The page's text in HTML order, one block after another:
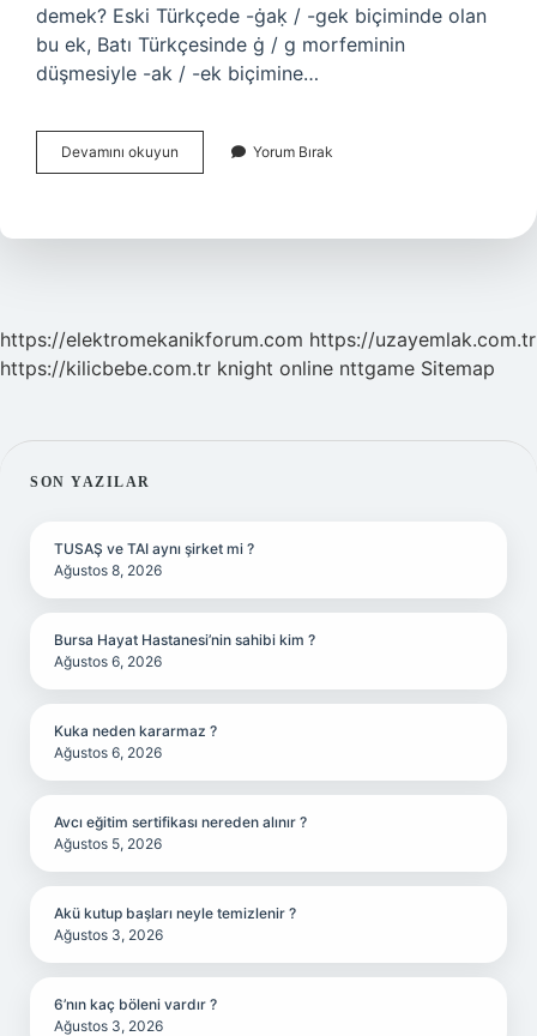
demek? Eski Türkçede -ġaḳ / -gek biçiminde olan
bu ek, Batı Türkçesinde ġ / g morfeminin
düşmesiyle -ak / -ek biçimine…
Devamını okuyun
Ve
Demek
Yorum Bırak
https://elektromekanikforum.com https://uzayemlak.com.tr
https://kilicbebe.com.tr knight online nttgame Sitemap
SIDEBAR
SON YAZILAR
TUSAŞ ve TAI aynı şirket mi ?
Ağustos 8, 2026
Bursa Hayat Hastanesi’nin sahibi kim ?
Ağustos 6, 2026
Kuka neden kararmaz ?
Ağustos 6, 2026
Avcı eğitim sertifikası nereden alınır ?
Ağustos 5, 2026
Akü kutup başları neyle temizlenir ?
Ağustos 3, 2026
6’nın kaç böleni vardır ?
Ağustos 3, 2026